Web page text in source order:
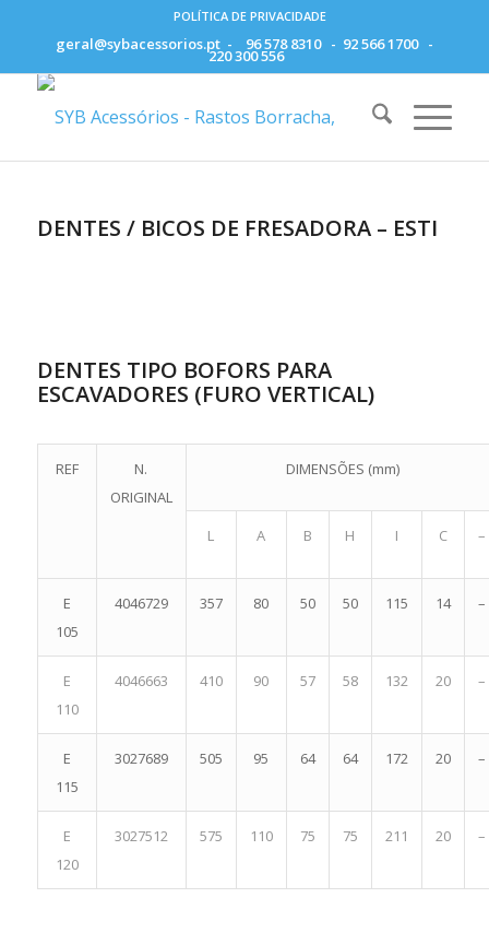
POLÍTICA DE PRIVACIDADE
geral@sybacessorios.pt- 96 578 8310- 92 566 1700-
220 300 556
DENTES / BICOS DE FRESADORA – ESTI
DENTES TIPO BOFORS PARA
ESCAVADORES (FURO VERTICAL)
REF
N.
ORIGINAL
DIMENSÕES (mm)
L A B H I C –
E
105
4046729 357 80 50 50 115 14 –
E
110
4046663 410 90 57 58 132 20 –
E
115
3027689 505 95 64 64 172 20 –
E
120
3027512 575 110 75 75 211 20 –